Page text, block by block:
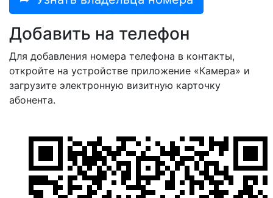
Добавить на телефон
Для добавления номера телефона в контакты,
откройте на устройстве приложение «Камера» и
загрузите электронную визитную карточку
абонента.